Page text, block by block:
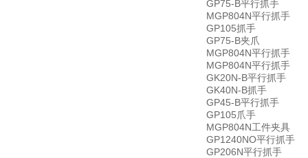
GP75-B平行抓手
MGP804N平行抓手
GP105抓手
GP75-B夹爪
MGP804N平行抓手
MGP804N平行抓手
GK20N-B平行抓手
GK40N-B抓手
GP45-B平行抓手
GP105爪手
MGP804N工件夹具
GP1240NO平行抓手
GP206N平行抓手